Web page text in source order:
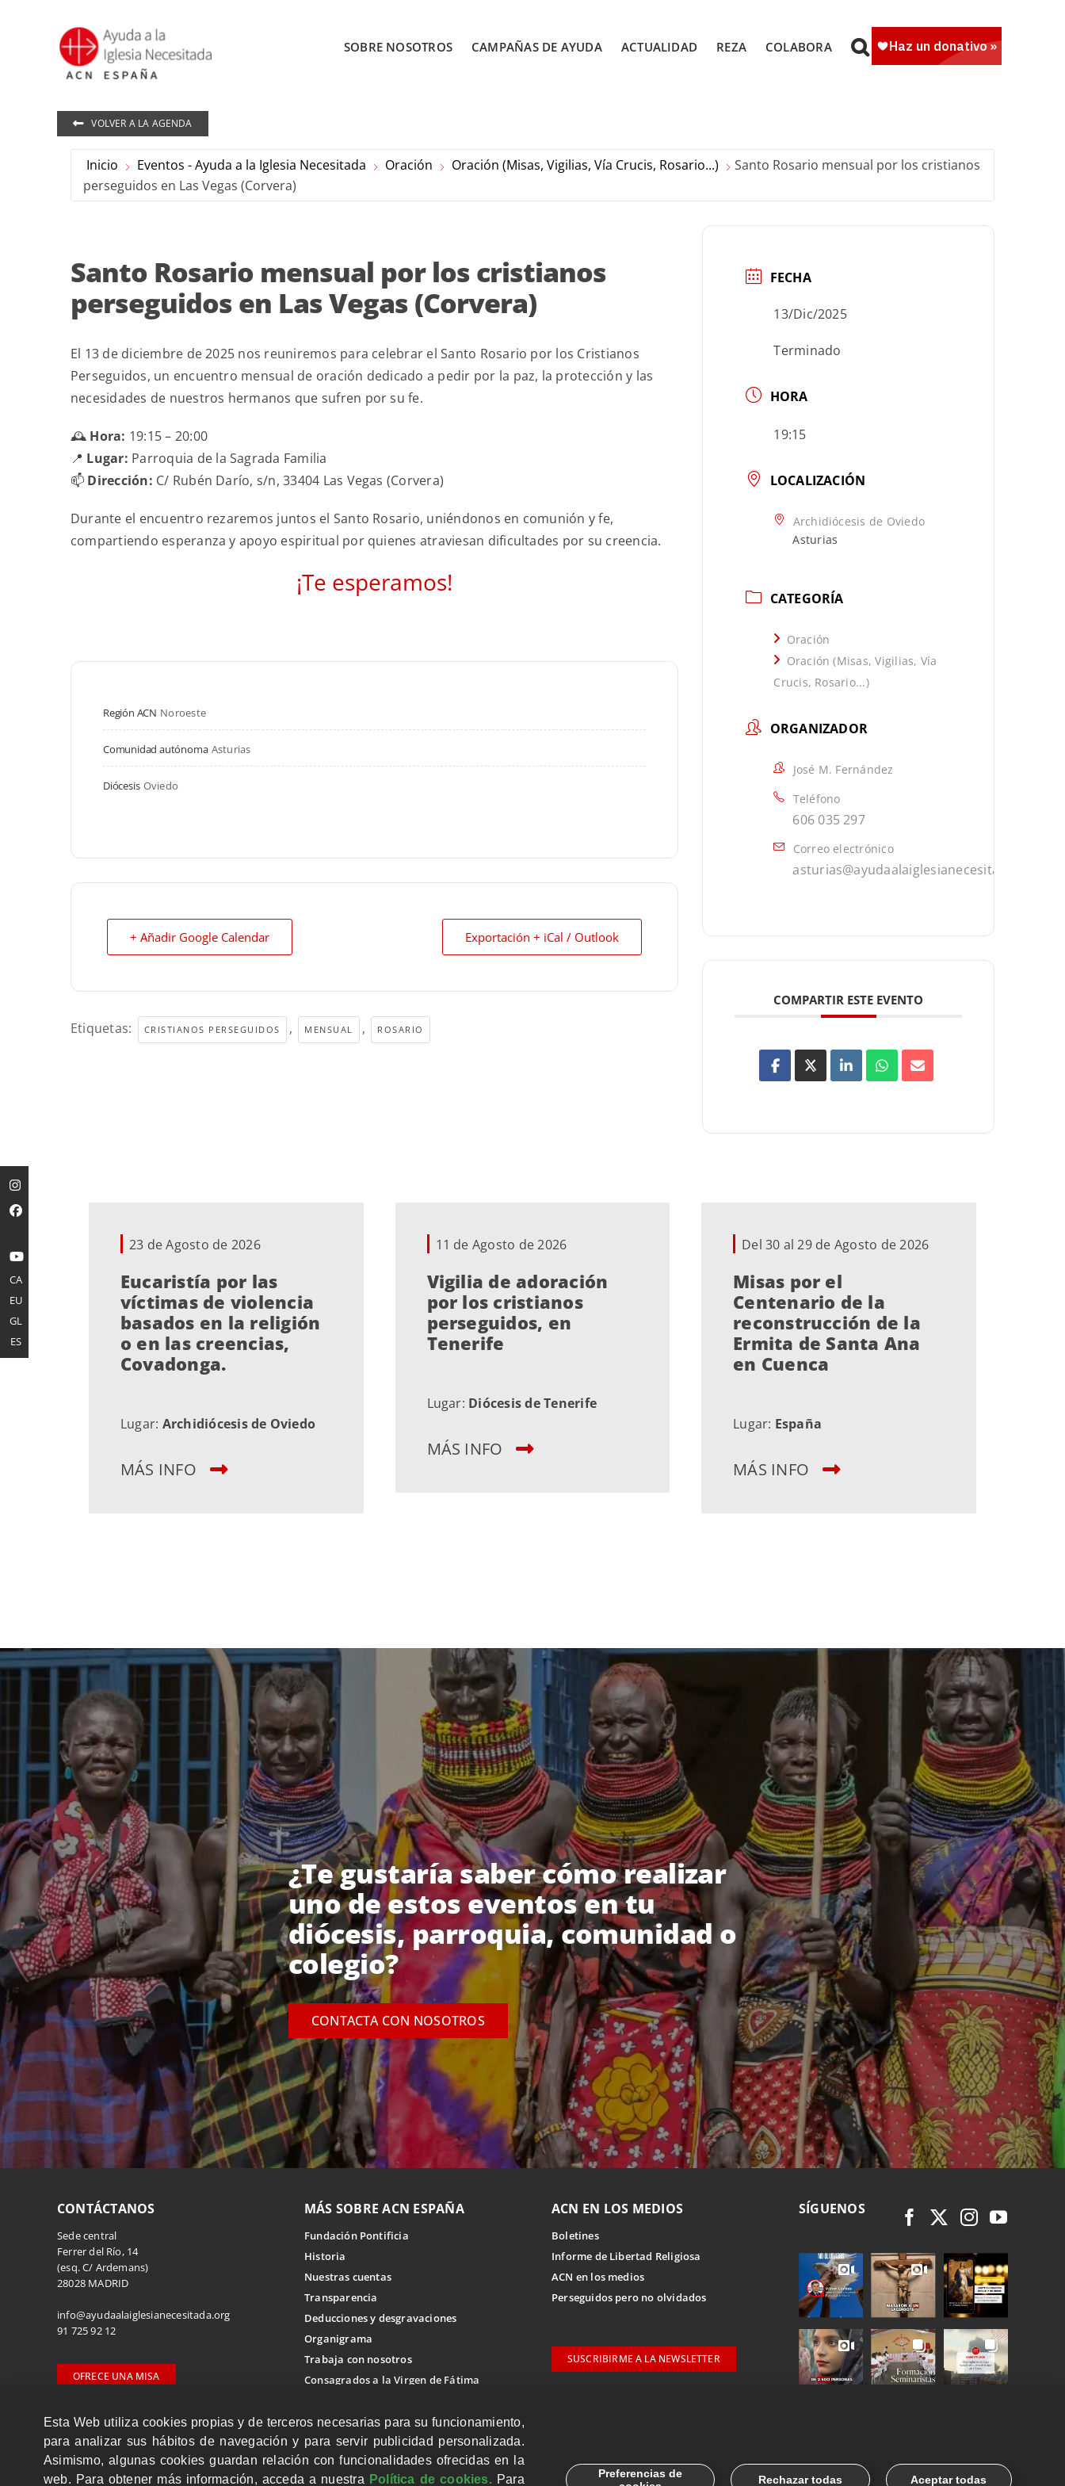
contenido
SOBRE NOSOTROS CAMPAÑAS DE AYUDA ACTUALIDAD REZA COLABORA
VOLVER A LA AGENDA
Inicio Eventos - Ayuda a la Iglesia Necesitada Oración Oración (Misas, Vigilias, Vía Crucis, Rosario...)
Santo Rosario mensual por los cristianos
perseguidos en Las Vegas (Corvera)
Santo Rosario mensual por los cristianos
perseguidos en Las Vegas (Corvera)
El 13 de diciembre de 2025 nos reuniremos para celebrar el Santo Rosario por los Cristianos
Perseguidos, un encuentro mensual de oración dedicado a pedir por la paz, la protección y las
necesidades de nuestros hermanos que sufren por su fe.
🕰️ Hora: 19:15 – 20:00
📍 Lugar: Parroquia de la Sagrada Familia
📫 Dirección: C/ Rubén Darío, s/n, 33404 Las Vegas (Corvera)
Durante el encuentro rezaremos juntos el Santo Rosario, uniéndonos en comunión y fe,
compartiendo esperanza y apoyo espiritual por quienes atraviesan dificultades por su creencia.
¡Te esperamos!
Región ACN Noroeste
Comunidad autónoma Asturias
Diócesis Oviedo
+ Añadir Google Calendar Exportación + iCal / Outlook
Etiquetas: CRISTIANOS PERSEGUIDOS , MENSUAL , ROSARIO
FECHA
13/Dic/2025
Terminado
HORA
19:15
LOCALIZACIÓN
Archidiócesis de Oviedo
Asturias
CATEGORÍA
Oración
Oración (Misas, Vigilias, Vía
Crucis, Rosario...)
ORGANIZADOR
José M. Fernández
Teléfono
606 035 297
Correo electrónico
asturias@ayudaalaiglesianecesitada.org
COMPARTIR ESTE EVENTO
23 de Agosto de 2026
Eucaristía por las
víctimas de violencia
basados en la religión
o en las creencias,
Covadonga.
Lugar: Archidiócesis de Oviedo
MÁS INFO
11 de Agosto de 2026
Vigilia de adoración
por los cristianos
perseguidos, en
Tenerife
Lugar: Diócesis de Tenerife
MÁS INFO
Del 30 al 29 de Agosto de 2026
Misas por el
Centenario de la
reconstrucción de la
Ermita de Santa Ana
en Cuenca
Lugar: España
MÁS INFO
¿Te gustaría saber cómo realizar
uno de estos eventos en tu
diócesis, parroquia, comunidad o
colegio?
CONTACTA CON NOSOTROS
CONTÁCTANOS
Sede central
Ferrer del Río, 14
(esq. C/ Ardemans)
28028 MADRID
info@ayudaalaiglesianecesitada.org
91 725 92 12
OFRECE UNA MISA
MÁS SOBRE ACN ESPAÑA
Fundación Pontificia
Historia
Nuestras cuentas
Transparencia
Deducciones y desgravaciones
Organigrama
Trabaja con nosotros
Consagrados a la Virgen de Fátima
ACN Internacional
Cómo solicitar ayuda
ACN EN LOS MEDIOS
Boletines
Informe de Libertad Religiosa
ACN en los medios
Perseguidos pero no olvidados
SUSCRIBIRME A LA NEWSLETTER
SÍGUENOS
CA
EU
GL
ES
Esta Web utiliza cookies propias y de terceros necesarias para su funcionamiento,
para analizar sus hábitos de navegación y para servir publicidad personalizada.
Asimismo, algunas cookies guardan relación con funcionalidades ofrecidas en la
web. Para obtener más información, acceda a nuestra Política de cookies.Para
Preferencias de
Rechazar todas Aceptar todas